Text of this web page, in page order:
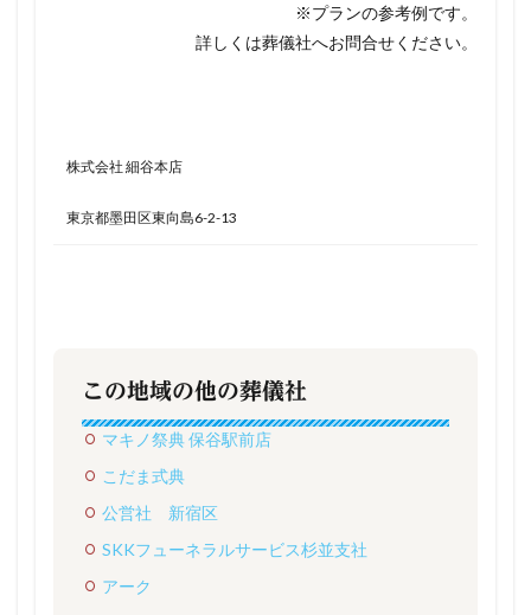
※プランの参考例です。
詳しくは葬儀社へお問合せください。
株式会社 細谷本店
東京都墨田区東向島6-2-13
この地域の他の葬儀社
マキノ祭典 保谷駅前店
こだま式典
公営社 新宿区
SKKフューネラルサービス杉並支社
アーク